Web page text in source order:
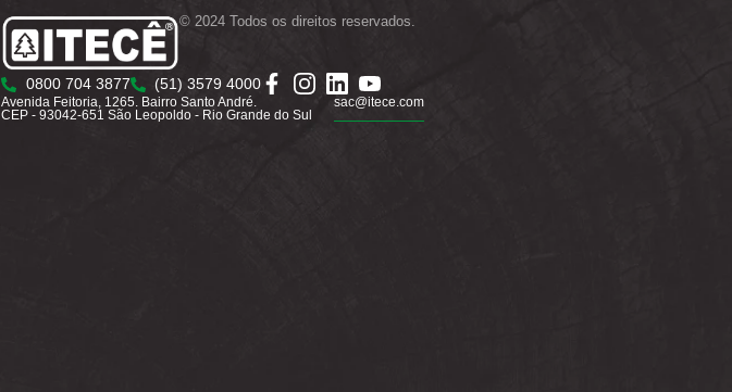
© 2024 Todos os direitos reservados.
0800 704 3877 (51) 3579 4000
Avenida Feitoria, 1265. Bairro Santo André.
CEP - 93042-651 São Leopoldo - Rio Grande do Sul
sac@itece.com